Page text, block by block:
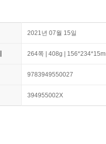
2021년 07월 15일
264쪽 | 408g |
9783949550027
394955002X